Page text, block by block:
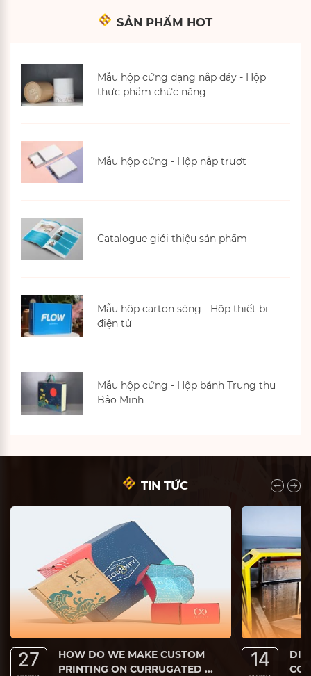
SẢN PHẨM HOT
Mẫu hộp cứng dạng nắp đáy - Hộp
thực phẩm chức năng
Mẫu hộp cứng - Hộp nắp trượt
Catalogue giới thiệu sản phẩm
Mẫu hộp carton sóng - Hộp thiết bị
điện tử
Mẫu hộp cứng - Hộp bánh Trung thu
Bảo Minh
TIN TỨC
HOW DO WE MAKE CUSTOM
PRINTING ON CURRUGATED ...